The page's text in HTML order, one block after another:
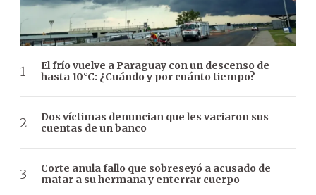
El frío vuelve a Paraguay con un descenso de
hasta 10°C: ¿Cuándo y por cuánto tiempo?
Dos víctimas denuncian que les vaciaron sus
cuentas de un banco
Corte anula fallo que sobreseyó a acusado de
matar a su hermana y enterrar cuerpo